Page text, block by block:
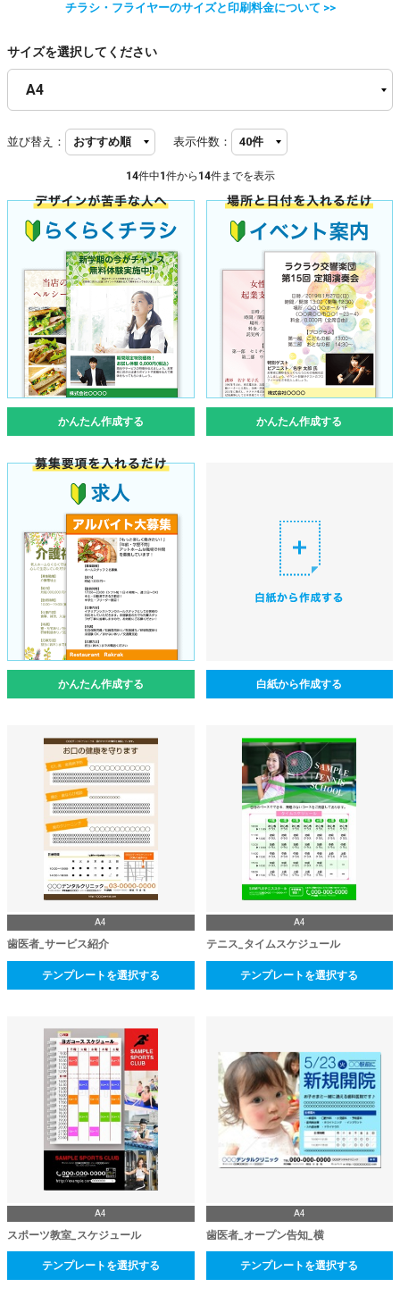
チラシ・フライヤーのサイズと印刷料金について >>
サイズを選択してください
並び替え： 表示件数：
14件中1 件から 14件までを表示
かんたん作成する かんたん作成する
かんたん作成する 白紙から作成する
A4
歯医者_サービス紹介
テンプレートを選択する
A4
テニス_タイムスケジュール
テンプレートを選択する
A4
スポーツ教室_スケジュール
テンプレートを選択する
A4
歯医者_オープン告知_横
テンプレートを選択する